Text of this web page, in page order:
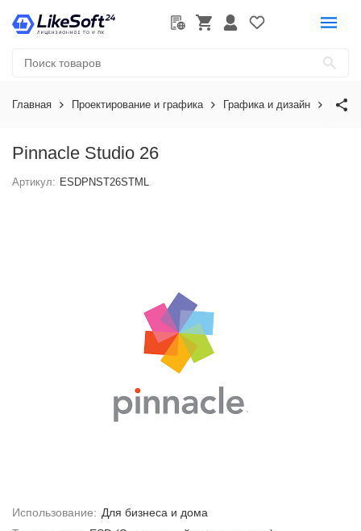
Главная Проектирование и графика Графика и дизайн Corel
Pinnacle Studio 26
Артикул: ESDPNST26STML
Использование: Для бизнеса и дома